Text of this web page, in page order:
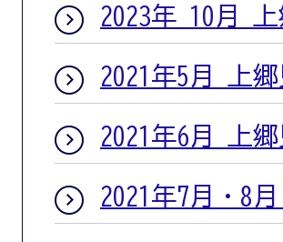
2023年 10月
2021年5月 上
2021年6月 上
2021年7月・8